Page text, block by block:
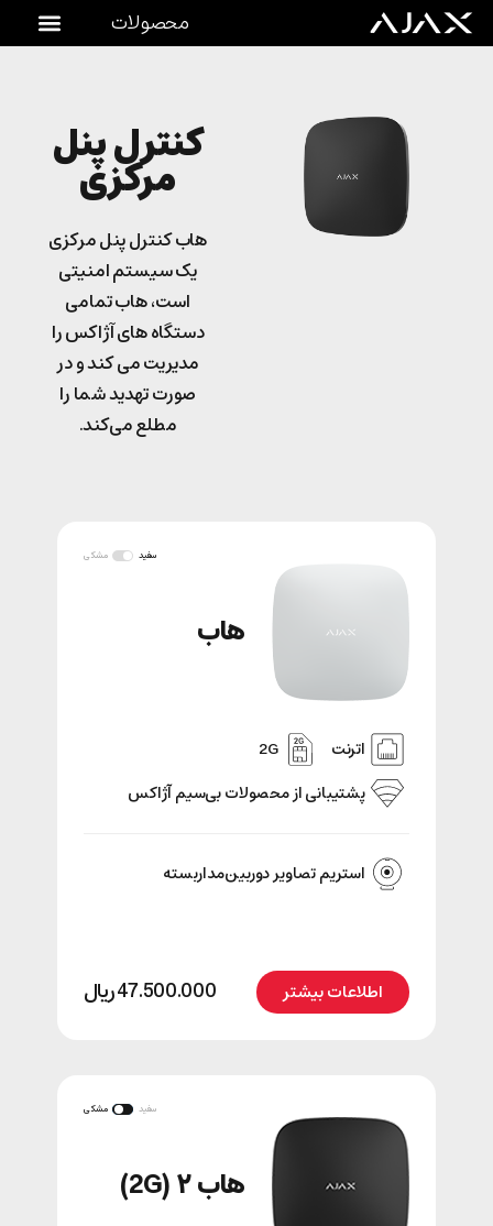
محصولات
کنترل‌ پنل‌
مرکزی
هاب کنترل پنل مرکزی
یک سیستم امنیتی
است، هاب تمامی
دستگاه های آژاکس را
مدیریت می کند و در
صورت تهدید شما را
مطلع می‌کند.
سفید مشکی
هاب
اترنت
2G
پشتیبانی‌ از محصولات بی‌سیم آژاکس
استریم تصاویر دوربین‌مداربسته
اطلاعات بیشتر 47.500.000﷼
سفید مشکی
هاب ۲ (2G)